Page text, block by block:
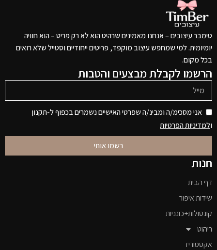
טימבר עיצובים – אנחנו מאמינים שרהיט הוא לא רק פריט – הוא חוויה
יומיומית. למי שמחפש עיצוב מוקפד, פריטים ייחודיים וסטייל שלא רואים
בכל מקום.
הרשמו לקבלת מבצעים והטבות
אני מסכימ/ה ומבינ/ה שפרטי האישיים נשמרים בכפוף ל-תקנון
ולמדיניות הפרטיות
רשמו אותי
חנות
דף הבית
שידות איפור
קונסולות+כונניות
ריהוט
אקססוריז